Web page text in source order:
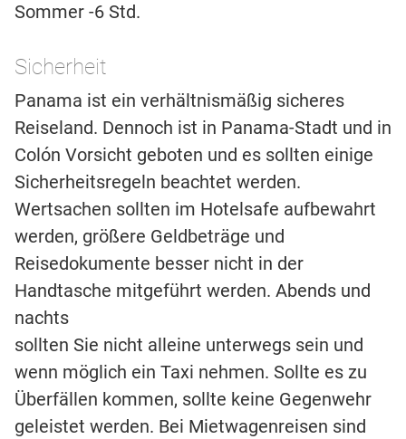
Sommer -6 Std.
Sicherheit
Panama ist ein verhältnismäßig sicheres
Reiseland. Dennoch ist in Panama-Stadt und in
Colón Vorsicht geboten und es sollten einige
Sicherheitsregeln beachtet werden.
Wertsachen sollten im Hotelsafe aufbewahrt
werden, größere Geldbeträge und
Reisedokumente besser nicht in der
Handtasche mitgeführt werden. Abends und
nachts
sollten Sie nicht alleine unterwegs sein und
wenn möglich ein Taxi nehmen. Sollte es zu
Überfällen kommen, sollte keine Gegenwehr
geleistet werden. Bei Mietwagenreisen sind